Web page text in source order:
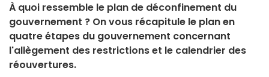
À quoi ressemble le plan de déconfinement du
gouvernement ? On vous récapitule le plan en
quatre étapes du gouvernement concernant
l'allègement des restrictions et le calendrier des
réouvertures.